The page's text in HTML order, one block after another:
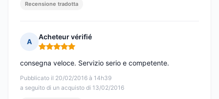
Recensione tradotta
A
Acheteur vérifié
Nota: 5 su 5
Pubblicato il 20/02/2016 à 14h39
a seguito di un acquisto di 13/02/2016
consegna veloce. Servizio serio e competente.